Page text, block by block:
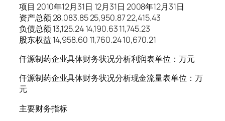
项目 2010年12月31日 12月31日 2008年12月31日
资产总额 28,083.85 25,950.87 22,415.43
负债总额 13,125.24 14,190.63 11,745.23
股东权益 14,958.60 11,760.24 10,670.21
仟源制药企业具体财务状况分析利润表单位：万元
仟源制药企业具体财务状况分析现金流量表单位：万
元
主要财务指标